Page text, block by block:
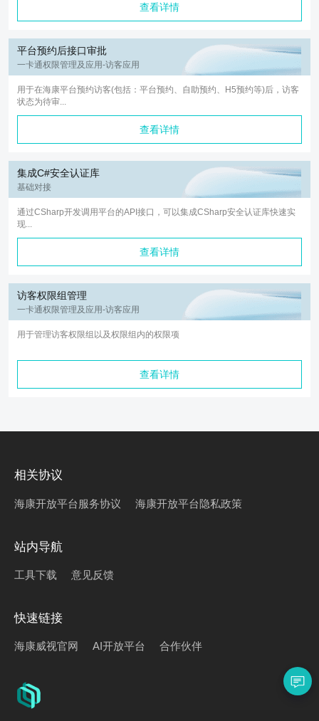
查看详情
平台预约后接口审批
一卡通权限管理及应用-访客应用
用于在海康平台预约访客(包括：平台预约、自助预约、H5预约等)后，访客
状态为待审...
查看详情
集成C#安全认证库
基础对接
通过CSharp开发调用平台的API接口，可以集成CSharp安全认证库快速实
现...
查看详情
访客权限组管理
一卡通权限管理及应用-访客应用
用于管理访客权限组以及权限组内的权限项
查看详情
相关协议
海康开放平台服务协议 海康开放平台隐私政策
站内导航
工具下载 意见反馈
快速链接
海康威视官网 AI开放平台 合作伙伴